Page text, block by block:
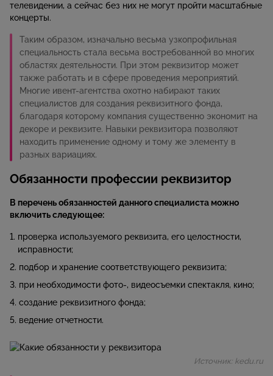
телевидении, а сейчас без них не могут пройти масштабные
концерты.
Таким образом, изначально весьма узкопрофильная
специальность стала весьма востребованной во многих
областях деятельности. При этом реквизитор может
также работать и в сфере проведения мероприятий.
Многие ивент-агентства охотно набирают таких
специалистов для создания реквизитного фонда,
благодаря которому компания существенно экономит на
декоре и реквизите. Навыки реквизитора позволяют
находить применение одному и тому же элементу в
разных вариациях.
Обязанности профессии реквизитор
В перечень обязанностей данного специалиста можно
включить следующее:
проверка используемого реквизита, его целостности,
исправности;
подбор и хранение соответствующего реквизита;
при необходимости фото-, видеосъемки спектакля, кино;
создание реквизитного фонда;
ведение отчетности.
Источник: kedu.ru